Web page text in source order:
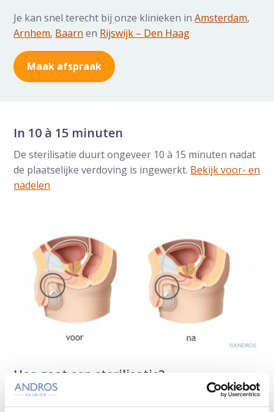
Je kan snel terecht bij onze klinieken inAmsterdam,
Arnhem, Baarn en Rijswijk – Den Haag
Maak afspraak
In 10 à 15 minuten
De sterilisatie duurt ongeveer 10 à 15 minuten nadat
de plaatselijke verdoving is ingewerkt. Bekijk voor- en
nadelen
Hoe gaat een sterilisatie?
Eerst spreekt de arts met je.